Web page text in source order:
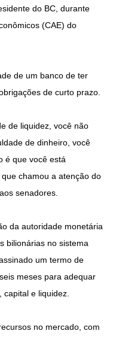
do BC, durante
(CAE) do
de um banco de ter
de curto prazo.
de liquidez, você não
de dinheiro, você
é que você está
chamou a atenção do
senadores.
da autoridade monetária
bilionárias no sistema
um termo de
meses para adequar
capital e liquidez.
no mercado, com